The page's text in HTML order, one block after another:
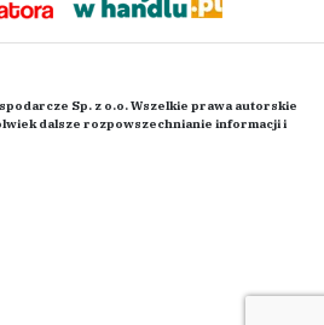
Sp. z o.o. Wszelkie prawa autorskie
dalsze rozpowszechnianie informacji i